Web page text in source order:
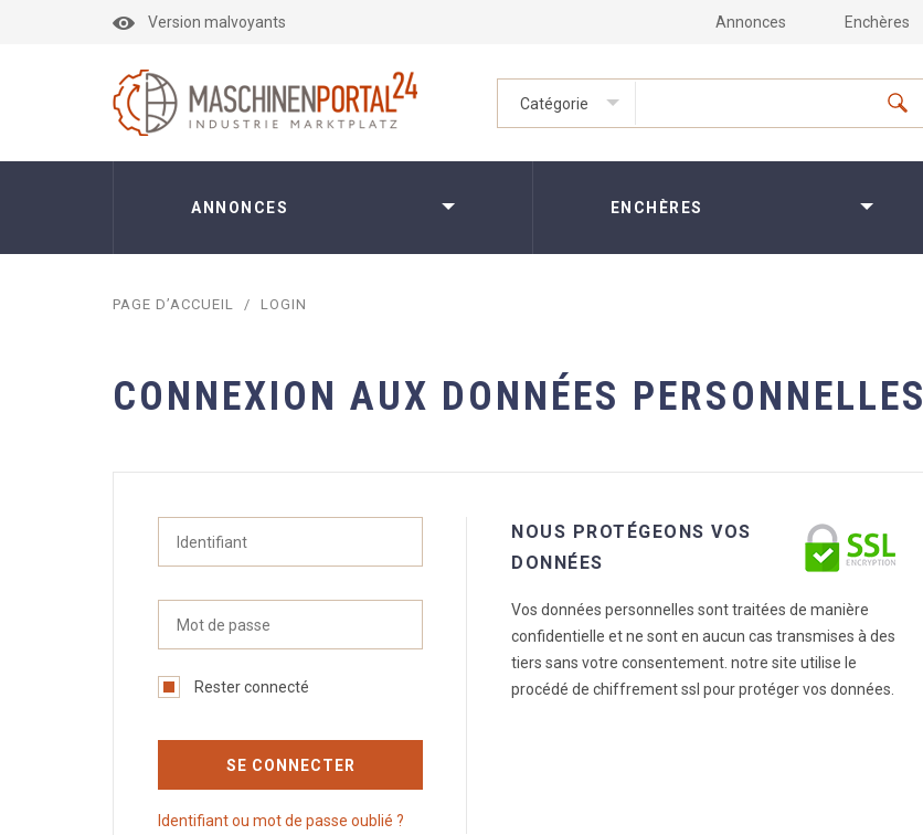
Version malvoyants Annonces Enchères
Catégorie
ANNONCES ENCHÈRES
PAGE D’ACCUEIL / LOGIN
CONNEXION AUX DONNÉES PERSONNELLES
Rester connecté
SE CONNECTER
Identifiant ou mot de passe oublié ?
NOUS PROTÉGEONS VOS
DONNÉES
Vos données personnelles sont traitées de manière
confidentielle et ne sont en aucun cas transmises à des
tiers sans votre consentement. notre site utilise le
procédé de chiffrement ssl pour protéger vos données.